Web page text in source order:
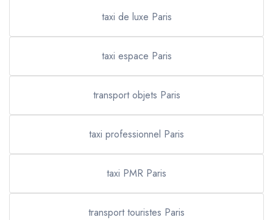
taxi de luxe Paris
taxi espace Paris
transport objets Paris
taxi professionnel Paris
taxi PMR Paris
transport touristes Paris